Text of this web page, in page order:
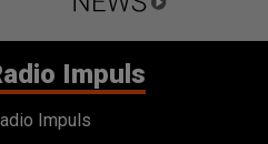
Impuls
Impuls